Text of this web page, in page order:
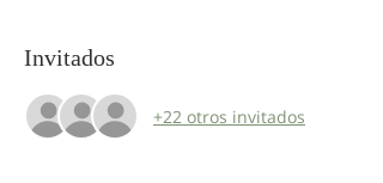
Invitados
+22 otros invitados